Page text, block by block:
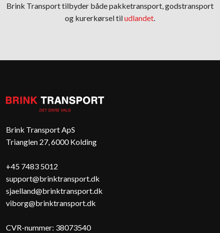
​Brink Transport tilbyder både pakketransport, godstransport
og kurerkørsel tiludlandet.
Brink Transport ApS​
​Trianglen 27, 6000 Kolding​
+45 7483 5012
support@brinktransport.dk
sjaelland@brinktransport.dk
viborg@brinktransport.dk
CVR-nummer: 38073540